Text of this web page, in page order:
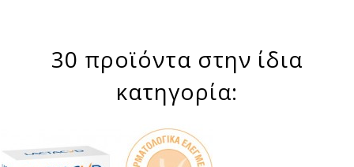
30 προϊόντα στην ίδια
κατηγορία: